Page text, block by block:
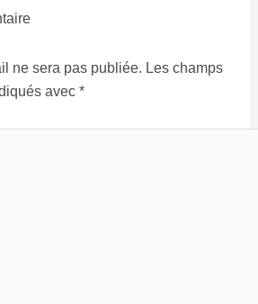
ne sera pas publiée. Les champs
avec *